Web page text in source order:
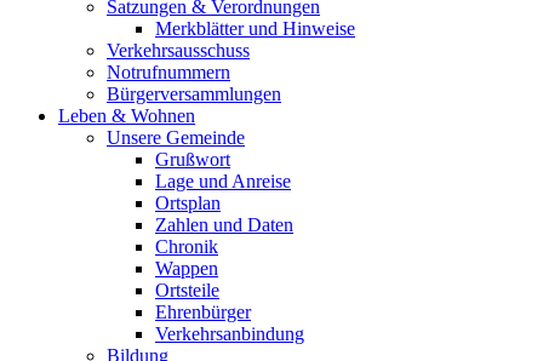
Satzungen & Verordnungen
Merkblätter und Hinweise
Verkehrsausschuss
Notrufnummern
Bürgerversammlungen
Leben & Wohnen
Unsere Gemeinde
Grußwort
Lage und Anreise
Ortsplan
Zahlen und Daten
Chronik
Wappen
Ortsteile
Ehrenbürger
Verkehrsanbindung
Bildung